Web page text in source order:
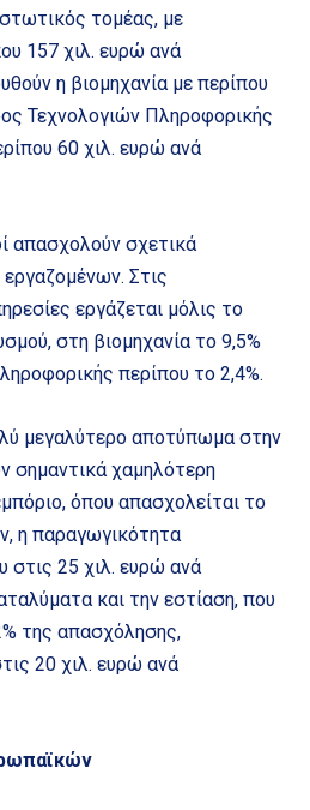
τομέας, με
157 χιλ. ευρώ ανά
η βιομηχανία με περίπου
Τεχνολογιών Πληροφορικής
60 χιλ. ευρώ ανά
απασχολούν σχετικά
Στις
εργάζεται μόλις το
στη βιομηχανία το 9,5%
περίπου το 2,4%.
μεγαλύτερο αποτύπωμα στην
σημαντικά χαμηλότερη
όπου απασχολείται το
η παραγωγικότητα
στις 25 χιλ. ευρώ ανά
και την εστίαση, που
της απασχόλησης,
20 χιλ. ευρώ ανά